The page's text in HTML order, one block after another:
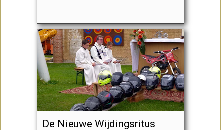
De Nieuwe Wijdingsritus